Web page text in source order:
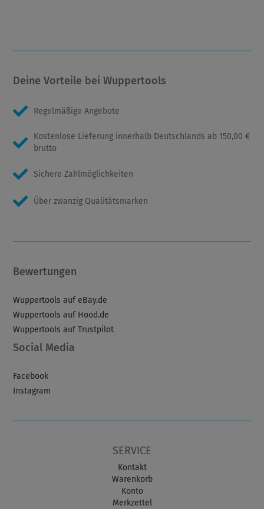
Deine Vorteile bei Wuppertools
Regelmäßige Angebote
Kostenlose Lieferung innerhalb Deutschlands ab 150,00 €
brutto
Sichere Zahlmöglichkeiten
Über zwanzig Qualitätsmarken
Bewertungen
Wuppertools auf eBay.de
Wuppertools auf Hood.de
Wuppertools auf Trustpilot
Social Media
Facebook
Instagram
SERVICE
Kontakt
Warenkorb
Konto
Merkzettel